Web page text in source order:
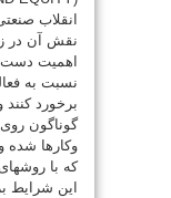
انقلاب
نقش آن در
اهمیت دست
نسبت به
برخورد
گوناگون
وکارها شده
که با
این شرایط